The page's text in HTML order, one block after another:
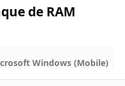
de RAM
Windows (Mobile)